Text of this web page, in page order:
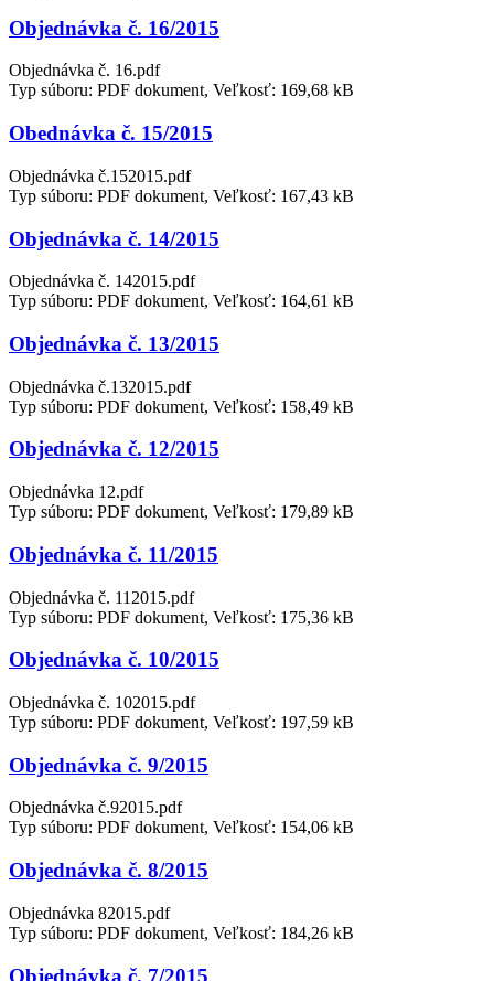
Objednávka č. 16/2015
Objednávka č. 16.pdf
Typ súboru: PDF dokument, Veľkosť: 169,68 kB
Obednávka č. 15/2015
Objednávka č.152015.pdf
Typ súboru: PDF dokument, Veľkosť: 167,43 kB
Objednávka č. 14/2015
Objednávka č. 142015.pdf
Typ súboru: PDF dokument, Veľkosť: 164,61 kB
Objednávka č. 13/2015
Objednávka č.132015.pdf
Typ súboru: PDF dokument, Veľkosť: 158,49 kB
Objednávka č. 12/2015
Objednávka 12.pdf
Typ súboru: PDF dokument, Veľkosť: 179,89 kB
Objednávka č. 11/2015
Objednávka č. 112015.pdf
Typ súboru: PDF dokument, Veľkosť: 175,36 kB
Objednávka č. 10/2015
Objednávka č. 102015.pdf
Typ súboru: PDF dokument, Veľkosť: 197,59 kB
Objednávka č. 9/2015
Objednávka č.92015.pdf
Typ súboru: PDF dokument, Veľkosť: 154,06 kB
Objednávka č. 8/2015
Objednávka 82015.pdf
Typ súboru: PDF dokument, Veľkosť: 184,26 kB
Objednávka č. 7/2015